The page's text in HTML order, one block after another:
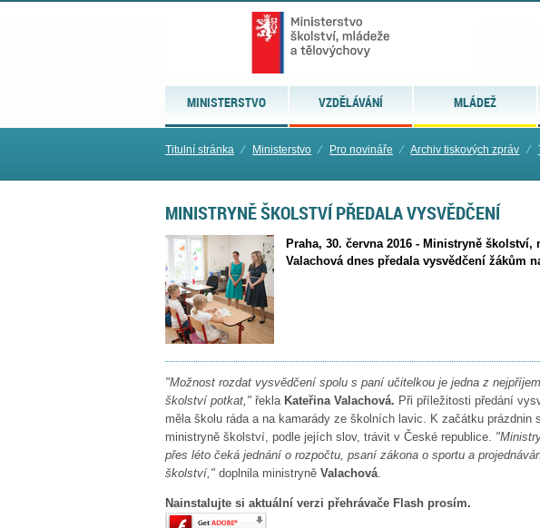
MINISTERSTVO VZDĚLÁVÁNÍ MLÁDEŽ
Titulní stránka ⁄ Ministerstvo ⁄ Pro novináře ⁄ Archiv tiskových zpráv ⁄
MINISTRYNĚ ŠKOLSTVÍ PŘEDALA VYSVĚDČENÍ
Praha, 30. června 2016 - Ministryně
Valachová dnes předala vysvědčení žákům
"Možnost rozdat vysvědčení spolu s paní učitelkou je jedna z
školství potkat," řekla Kateřina Valachová. Při příležitosti předání
měla školu ráda a na kamarády ze školních lavic. K začátku prázdnin
ministryně školství, podle jejích slov, trávit v České republice.
přes léto čeká jednání o rozpočtu, psaní zákona o sportu a
školství," doplnila ministryně Valachová.
Nainstalujte si aktuální verzi přehrávače Flash prosím.